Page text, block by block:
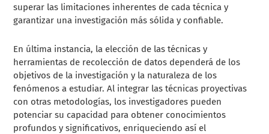
superar las limitaciones inherentes de cada técnica y
garantizar una investigación más sólida y confiable.
En última instancia, la elección de las técnicas y
herramientas de recolección de datos dependerá de los
objetivos de la investigación y la naturaleza de los
fenómenos a estudiar. Al integrar las técnicas proyectivas
con otras metodologías, los investigadores pueden
potenciar su capacidad para obtener conocimientos
profundos y significativos, enriqueciendo así el